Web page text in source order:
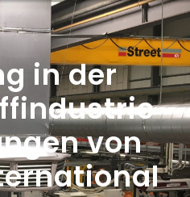
in der
von